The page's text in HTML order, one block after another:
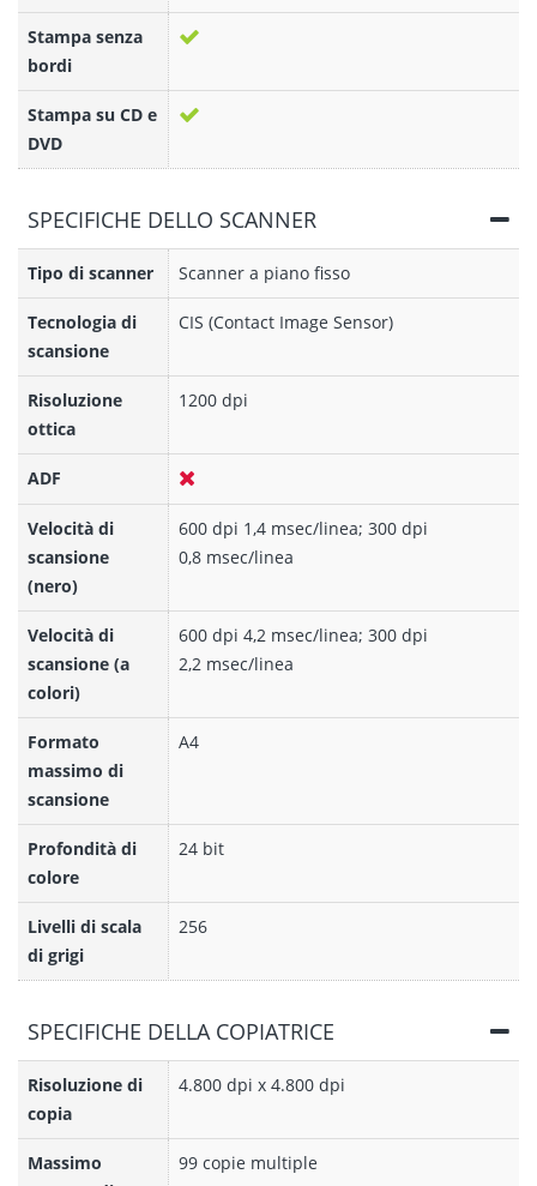
Stampa senza
bordi
Stampa su CD e
DVD
SPECIFICHE DELLO SCANNER
Tipo di scanner Scanner a piano fisso
Tecnologia di
scansione
CIS (Contact Image Sensor)
Risoluzione
ottica
1200 dpi
ADF
Velocità di
scansione
(nero)
600 dpi 1,4 msec/linea; 300 dpi
0,8 msec/linea
Velocità di
scansione (a
colori)
600 dpi 4,2 msec/linea; 300 dpi
2,2 msec/linea
Formato
massimo di
scansione
A4
Profondità di
colore
24 bit
Livelli di scala
di grigi
256
SPECIFICHE DELLA COPIATRICE
Risoluzione di
copia
4.800 dpi x 4.800 dpi
Massimo
99 copie multiple